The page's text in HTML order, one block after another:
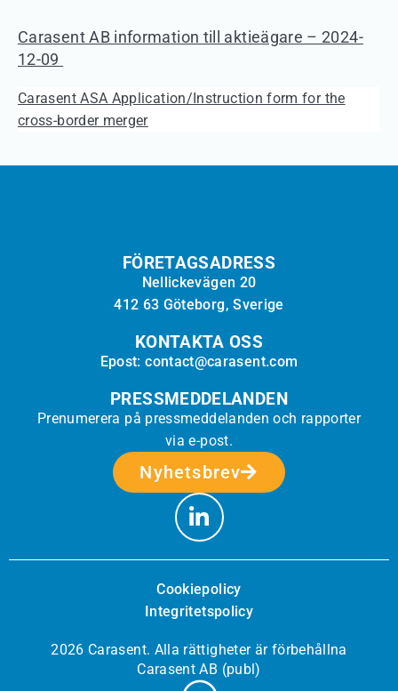
Carasent AB information till aktieägare – 2024-
12-09
Carasent ASA Application/Instruction form for the
cross-border merger
FÖRETAGSADRESS
Nellickevägen 20
412 63 Göteborg, Sverige
KONTAKTA OSS
Epost: contact@carasent.com
PRESSMEDDELANDEN
Prenumerera på pressmeddelanden och rapporter
via e-post.
Nyhetsbrev
Cookiepolicy
Integritetspolicy
2026 Carasent. Alla rättigheter är förbehållna
Carasent AB (publ)